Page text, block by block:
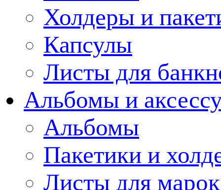
Холдеры и
Капсулы
Листы для
Альбомы и
Альбомы
Пакетики и
Листы для марок